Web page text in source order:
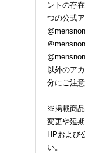
ントの存
つの公式
＠
以外のア
分にご注意
※掲載商
変更や延
HPおよび
い。